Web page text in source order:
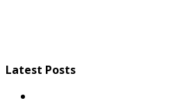
Latest Posts